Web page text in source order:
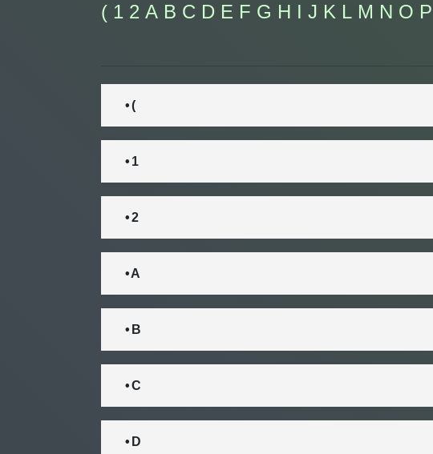
( 1 2 A B C D E F G H I J K L M N O P
• (
• 1
• 2
• A
• B
• C
• D